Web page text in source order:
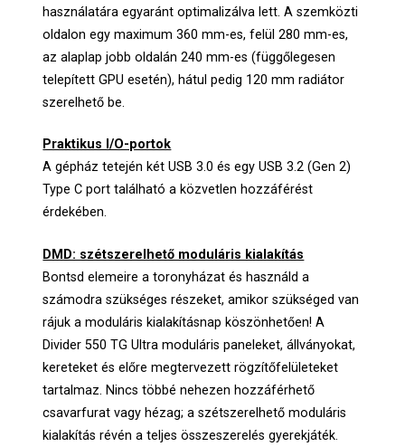
használatára egyaránt optimalizálva lett. A szemközti
oldalon egy maximum 360 mm-es, felül 280 mm-es,
az alaplap jobb oldalán 240 mm-es (függőlegesen
telepített GPU esetén), hátul pedig 120 mm radiátor
szerelhető be.
Praktikus I/O-portok
A gépház tetején két USB 3.0 és egy USB 3.2 (Gen 2)
Type C port található a közvetlen hozzáférést
érdekében.
DMD: szétszerelhető moduláris kialakítás
Bontsd elemeire a toronyházat és használd a
számodra szükséges részeket, amikor szükséged van
rájuk a moduláris kialakításnap köszönhetően! A
Divider 550 TG Ultra moduláris paneleket, állványokat,
kereteket és előre megtervezett rögzítőfelületeket
tartalmaz. Nincs többé nehezen hozzáférhető
csavarfurat vagy hézag; a szétszerelhető moduláris
kialakítás révén a teljes összeszerelés gyerekjáték.